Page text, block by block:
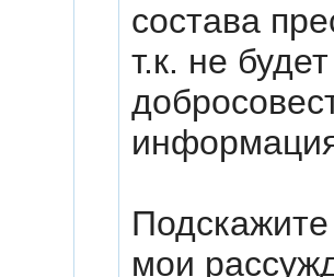
состава
т.к. не
мои